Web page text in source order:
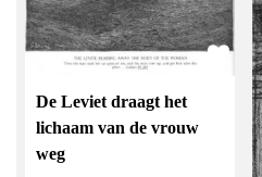
De Leviet draagt ​​het
lichaam van de vrouw
weg